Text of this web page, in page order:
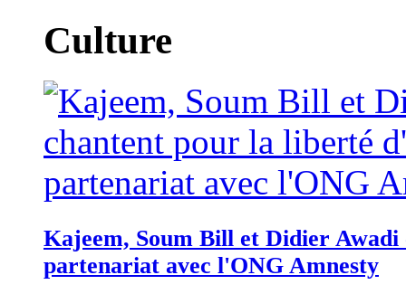
Culture
Kajeem, Soum Bill et Didier
partenariat avec l'ONG Amnesty